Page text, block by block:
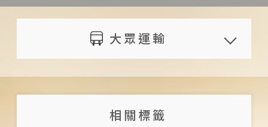
旅人於預定住宿日當日通知
延期須於預定住宿日 7 日前告知
（不含入住日）；延期可保留 12 個
月；延期訂金不限本人使用；重新
室內空間
客廳
餐廳
廚房設備無法開放旅人使用
旅宿內有特殊設計空間，請自行留
意孩童或長輩安全
入住時請攜帶身分證或護照等證件
以供登記住宿使用
現場提供刷卡服務及國民旅遊卡
信箱
TheEasySpace@gmail.com
大眾運輸
細時刻表與票價請至
相關標籤